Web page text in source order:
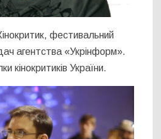
фестивальний
агентства «Укрінформ».
кінокритиків України.